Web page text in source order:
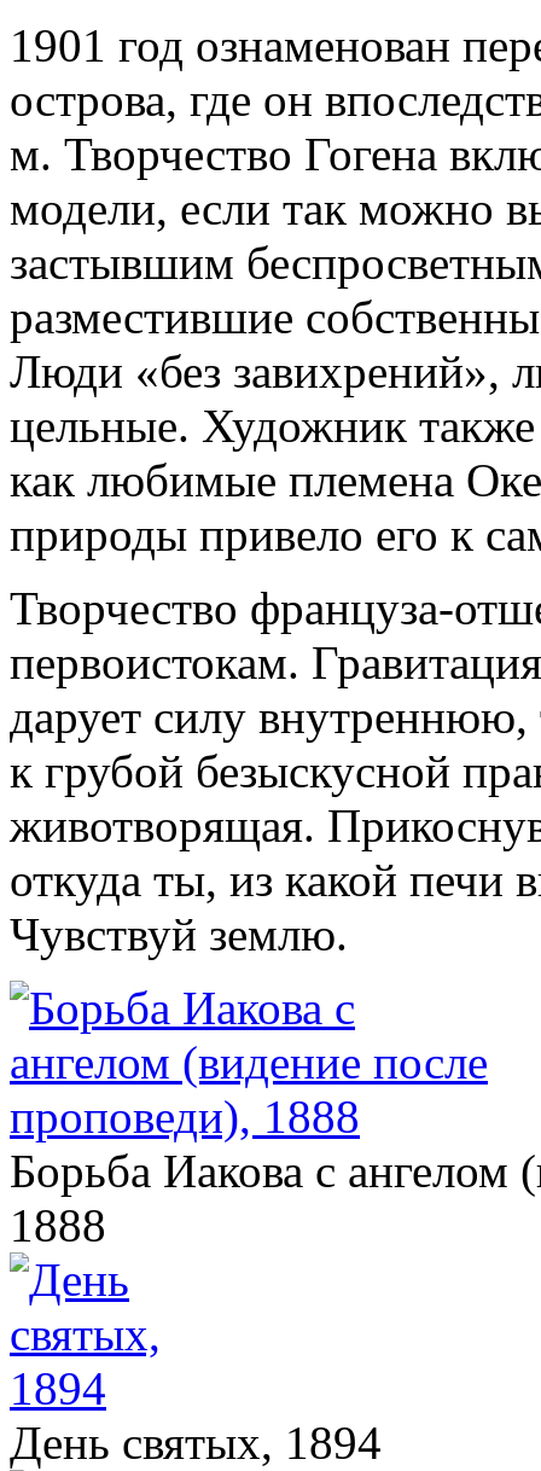
1901 год ознаменован
острова, где он
м. Творчество Гогена
модели, если так можно
застывшим
разместившие
Люди «без завихрений»,
цельные. Художник также
как любимые племена
природы привело его к
Творчество француза-
первоистокам.
дарует силу внутреннюю,
к грубой безыскусной
животворящая.
откуда ты, из какой печи
Чувствуй землю.
Борьба Иакова с ангелом
1888
День святых, 1894